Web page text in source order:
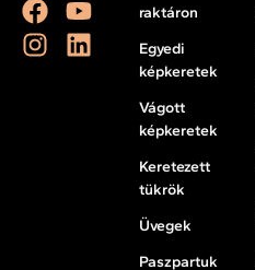
raktáron
Egyedi
képkeretek
Vágott
képkeretek
Keretezett
tükrök
Üvegek
Paszpartuk